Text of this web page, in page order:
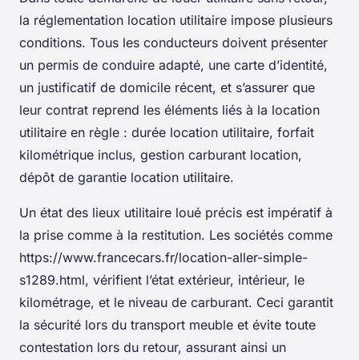
la réglementation location utilitaire impose plusieurs
conditions. Tous les conducteurs doivent présenter
un permis de conduire adapté, une carte d’identité,
un justificatif de domicile récent, et s’assurer que
leur contrat reprend les éléments liés à la location
utilitaire en règle : durée location utilitaire, forfait
kilométrique inclus, gestion carburant location,
dépôt de garantie location utilitaire.
Un état des lieux utilitaire loué précis est impératif à
la prise comme à la restitution. Les sociétés comme
https://www.francecars.fr/location-aller-simple-
s1289.html, vérifient l’état extérieur, intérieur, le
kilométrage, et le niveau de carburant. Ceci garantit
la sécurité lors du transport meuble et évite toute
contestation lors du retour, assurant ainsi un